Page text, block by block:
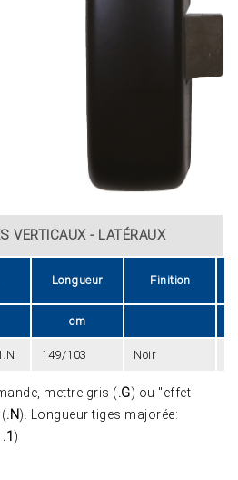
VERTICAUX - LATÉRAUX
Longueur Finition
cm
149/103 Noir
mettre gris (.G) ou "effet
.N). Longueur tiges majorée:
.1 )